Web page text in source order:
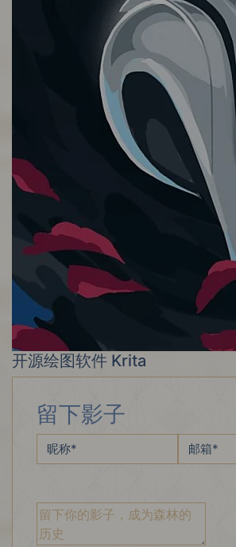
开源绘图软件 Krita
留下影子
昵称* 邮箱*